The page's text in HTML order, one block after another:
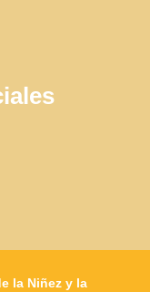
la Niñez y la